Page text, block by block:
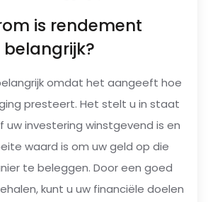
is rendement
belangrijk?
omdat het aangeeft hoe
presteert. Het stelt u in staat
investering winstgevend is en
waard is om uw geld op die
te beleggen. Door een goed
kunt u uw financiële doelen